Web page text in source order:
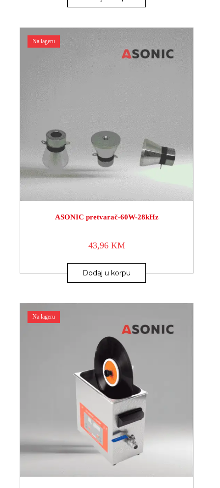
Na lageru
ASONIC pretvarač-60W-28kHz
43,96 KM
Dodaj u korpu
Na lageru